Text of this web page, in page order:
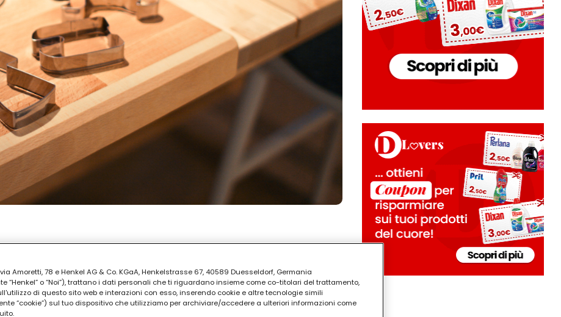
Amoretti, 78 e Henkel AG & Co. KGaA, Henkelstrasse 67, 40589 Duesseldorf, Germania
“Henkel” o “Noi”), trattano i dati personali che ti riguardano insieme come co-titolari del trattamento,
di questo sito web e interazioni con esso, inserendo cookie e altre tecnologie simili
“cookie”) sul tuo dispositivo che utilizziamo per archiviare/accedere a ulteriori informazioni come